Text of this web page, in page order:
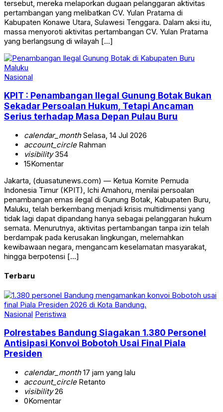
tersebut, mereka melaporkan dugaan pelanggaran aktivitas
pertambangan yang melibatkan CV. Yulan Pratama di
Kabupaten Konawe Utara, Sulawesi Tenggara. Dalam aksi itu,
massa menyoroti aktivitas pertambangan CV. Yulan Pratama
yang berlangsung di wilayah […]
Nasional
KPIT : Penambangan Ilegal Gunung Botak Bukan
Sekadar Persoalan Hukum, Tetapi Ancaman
Serius terhadap Masa Depan Pulau Buru
calendar_monthSelasa, 14 Jul 2026
account_circleRahman
visibility354
15Komentar
Jakarta, (duasatunews.com) — Ketua Komite Pemuda
Indonesia Timur (KPIT), Ichi Amahoru, menilai persoalan
penambangan emas ilegal di Gunung Botak, Kabupaten Buru,
Maluku, telah berkembang menjadi krisis multidimensi yang
tidak lagi dapat dipandang hanya sebagai pelanggaran hukum
semata. Menurutnya, aktivitas pertambangan tanpa izin telah
berdampak pada kerusakan lingkungan, melemahkan
kewibawaan negara, mengancam keselamatan masyarakat,
hingga berpotensi […]
Terbaru
Nasional Peristiwa
Polrestabes Bandung Siagakan 1.380 Personel
Antisipasi Konvoi Bobotoh Usai Final Piala
Presiden
calendar_month17 jam yang lalu
account_circleRetanto
visibility26
0Komentar